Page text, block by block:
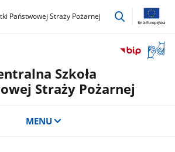
Państwowej Straży Pożarnej
przejdź
okno
Szkoła
Straży Pożarnej
MENU